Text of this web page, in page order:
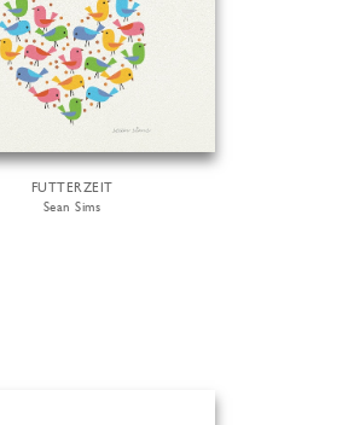
FUTTERZEIT
Sean Sims